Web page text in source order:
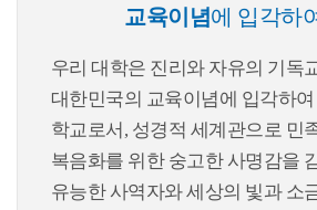
교육이념에 입각하
우리 대학은 진리와 자유의 기독
대한민국의 교육이념에 입각하
학교로서, 성경적 세계관으로 민
복음화를 위한 숭고한 사명감을
유능한 사역자와 세상의 빛과 소